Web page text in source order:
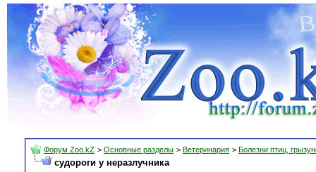
Форум Zoo.kZ > Основные разделы > Ветеринария > Болезни птиц,
судороги у неразлучника